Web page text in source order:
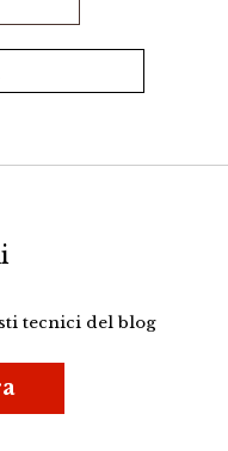
tecnici del blog